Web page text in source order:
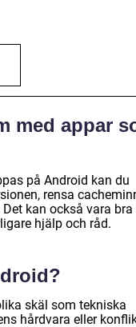
med appar
på Android kan du
rensa
kan också vara
hjälp och råd.
skäl som tekniska
hårdvara eller